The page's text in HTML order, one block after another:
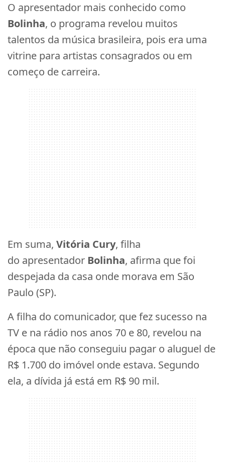
O apresentador mais conhecido como
Bolinha, o programa revelou muitos
talentos da música brasileira, pois era uma
vitrine para artistas consagrados ou em
começo de carreira.
Em suma, Vitória Cury, filha
do apresentador Bolinha, afirma que foi
despejada da casa onde morava em São
Paulo (SP).
A filha do comunicador, que fez sucesso na
TV e na rádio nos anos 70 e 80, revelou na
época que não conseguiu pagar o aluguel de
R$ 1.700 do imóvel onde estava. Segundo
ela, a dívida já está em R$ 90 mil.